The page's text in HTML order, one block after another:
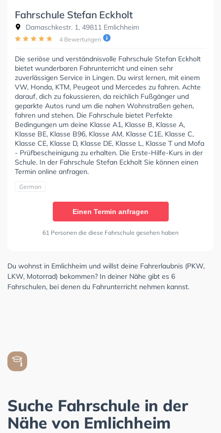
Fahrschule Stefan Eckholt
Damaschkestr. 1, 49811 Emlichheim
4 Bewertungen
Die seriöse und verständnisvolle Fahrschule Stefan Eckholt
bietet wunderbaren Fahrunterricht und einen sehr
zuverlässigen Service in Lingen. Du wirst lernen, mit einem
VW, Honda, KTM, Peugeot und Mercedes zu fahren. Achte
darauf, dich zu fokussieren, da reichlich Fußgänger und
geparkte Autos rund um die nahen Wohnstraßen gehen,
fahren und stehen. Die Fahrschule bietet Perfekte
Bedingungen um deine Klasse A1, Klasse B, Klasse A,
Klasse BE, Klasse B96, Klasse AM, Klasse C1E, Klasse C,
Klasse CE, Klasse D, Klasse DE, Klasse L, Klasse T und Mofa
- Prüfbescheinigung zu erhalten. Die Erste-Hilfe-Kurs in der
Schule. In der Fahrschule Stefan Eckholt Sie können einen
Termin online anfragen.
German
Einen Termin anfragen
61 Personen die diese Fahrschule gesehen haben
Du wohnst in Emlichheim und willst deine Fahrerlaubnis (PKW,
LKW, Motorrad) bekommen? In deiner Nähe gibt es 6
Fahrschulen, bei denen du Fahrunterricht nehmen kannst.
Suche Fahrschule in der
Nähe von Emlichheim